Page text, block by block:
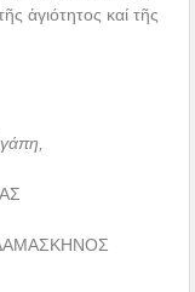
ἁγιότητος καί τῆς